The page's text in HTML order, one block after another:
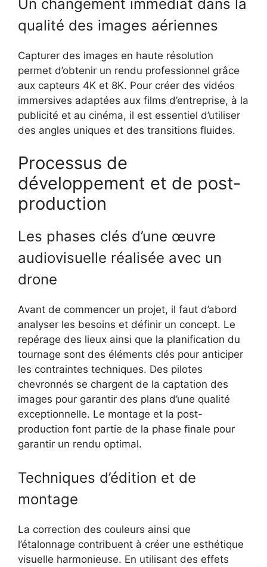
Un changement immédiat dans la
qualité des images aériennes
Capturer des images en haute résolution
permet d’obtenir un rendu professionnel grâce
aux capteurs 4K et 8K. Pour créer des vidéos
immersives adaptées aux films d’entreprise, à la
publicité et au cinéma, il est essentiel d’utiliser
des angles uniques et des transitions fluides.
Processus de
développement et de post-
production
Les phases clés d’une œuvre
audiovisuelle réalisée avec un
drone
Avant de commencer un projet, il faut d’abord
analyser les besoins et définir un concept. Le
repérage des lieux ainsi que la planification du
tournage sont des éléments clés pour anticiper
les contraintes techniques. Des pilotes
chevronnés se chargent de la captation des
images pour garantir des plans d’une qualité
exceptionnelle. Le montage et la post-
production font partie de la phase finale pour
garantir un rendu optimal.
Techniques d’édition et de
montage
La correction des couleurs ainsi que
l’étalonnage contribuent à créer une esthétique
visuelle harmonieuse. En utilisant des effets